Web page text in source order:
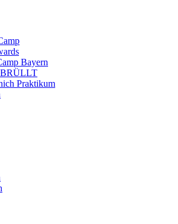
Bayern
Praktikum